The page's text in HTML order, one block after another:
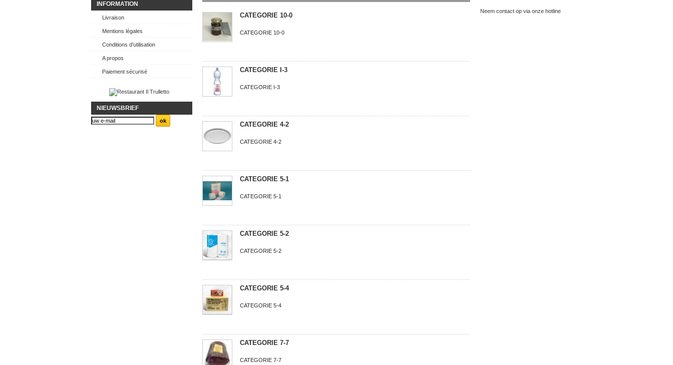
INFORMATION
Livraison
Mentions légales
Conditions d'utilisation
A propos
Paiement sécurisé
NIEUWSBRIEF
CATEGORIE 10-0
CATEGORIE 10-0
CATEGORIE I-3
CATEGORIE I-3
CATEGORIE 4-2
CATEGORIE 4-2
CATEGORIE 5-1
CATEGORIE 5-1
CATEGORIE 5-2
CATEGORIE 5-2
CATEGORIE 5-4
CATEGORIE 5-4
CATEGORIE 7-7
CATEGORIE 7-7
Neem contact op via onze hotline